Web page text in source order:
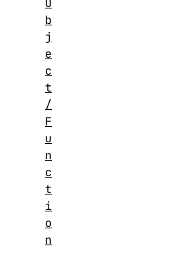
b
j
e
c
t
/
F
u
n
c
t
i
o
n